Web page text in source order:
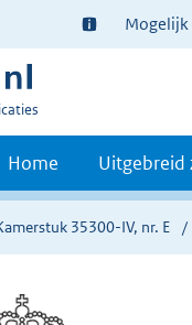
Ter
informatie:
Mogelijk
Home Uitgebreid
35300-IV, nr. E